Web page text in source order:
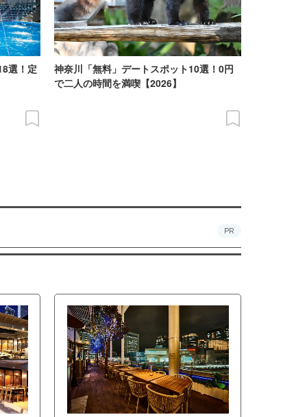
選！定
神奈川「無料」デートスポット10選！0円
で二人の時間を満喫【2026】
PR